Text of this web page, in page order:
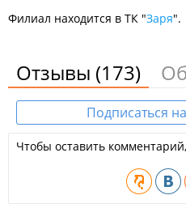
Филиал находится в ТК "Заря".
Отзывы (173)
Подписаться
Чтобы оставить